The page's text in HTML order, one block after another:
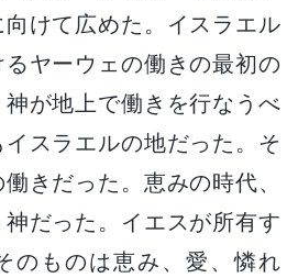
けて広めた。イスラエル
ヤーウェの働きの最初の
が地上で働きを行なうべ
スラエルの地だった。そ
きだった。恵みの時代、
だった。イエスが所有す
のものは恵み、愛、憐れ